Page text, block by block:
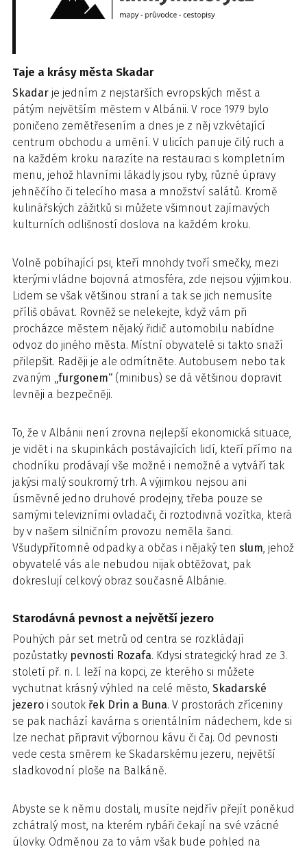
Taje a krásy města Skadar
Skadar je jedním z nejstarších evropských měst a
pátým největším městem v Albánii. V roce 1979 bylo
poničeno zemětřesením a dnes je z něj vzkvétající
centrum obchodu a umění. V ulicích panuje čilý ruch a
na každém kroku narazíte na restauraci s kompletním
menu, jehož hlavními lákadly jsou ryby, různé úpravy
jehněčího či telecího masa a množství salátů. Kromě
kulinářských zážitků si můžete všimnout zajímavých
kulturních odlišností doslova na každém kroku.
Volně pobíhající psi, kteří mnohdy tvoří smečky, mezi
kterými vládne bojovná atmosféra, zde nejsou výjimkou.
Lidem se však většinou straní a tak se jich nemusíte
příliš obávat. Rovněž se nelekejte, když vám při
procházce městem nějaký řidič automobilu nabídne
odvoz do jiného města. Místní obyvatelé si takto snaží
přilepšit. Raději je ale odmítněte. Autobusem nebo tak
zvaným „furgonem“ (minibus) se dá většinou dopravit
levněji a bezpečněji.
To, že v Albánii není zrovna nejlepší ekonomická situace,
je vidět i na skupinkách postávajících lidí, kteří přímo na
chodníku prodávají vše možné i nemožné a vytváří tak
jakýsi malý soukromý trh. A výjimkou nejsou ani
úsměvné jedno druhové prodejny, třeba pouze se
samými televizními ovladači, či roztodivná vozítka, která
by v našem silničním provozu neměla šanci.
Všudypřítomné odpadky a občas i nějaký ten slum, jehož
obyvatelé vás ale nebudou nijak obtěžovat, pak
dokreslují celkový obraz současné Albánie.
Starodávná pevnost a největší jezero
Pouhých pár set metrů od centra se rozkládají
pozůstatky pevnosti Rozafa. Kdysi strategický hrad ze 3.
století př. n. l. leží na kopci, ze kterého si můžete
vychutnat krásný výhled na celé město, Skadarské
jezero i soutok řek Drin a Buna. V prostorách zříceniny
se pak nachází kavárna s orientálním nádechem, kde si
lze nechat připravit výbornou kávu či čaj. Od pevnosti
vede cesta směrem ke Skadarskému jezeru, největší
sladkovodní ploše na Balkáně.
Abyste se k němu dostali, musíte nejdřív přejít poněkud
zchátralý most, na kterém rybáři čekají na své vzácné
úlovky. Odměnou za to vám však bude pohled na